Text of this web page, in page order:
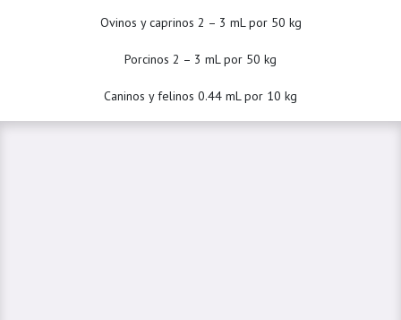
Ovinos y caprinos 2 – 3 mL por 50 kg
Porcinos 2 – 3 mL por 50 kg
Caninos y felinos 0.44 mL por 10 kg